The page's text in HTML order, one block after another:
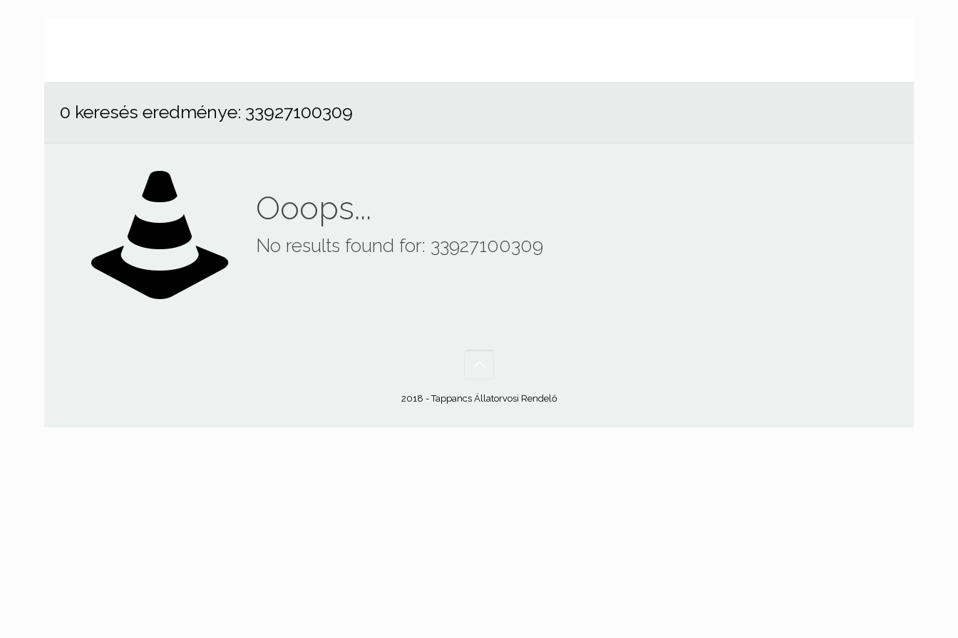
0 keresés eredménye: 33927100309
Ooops...
No results found for: 33927100309
2018 - Tappancs Állatorvosi Rendelő